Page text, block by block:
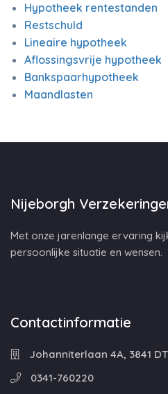
Hypotheek rentestanden
Restschuld
Lineaire hypotheek
Aflossingsvrije hypotheek
Bankspaarhypotheek
Maandlasten
Nijeborgh
Met onze jarenlange ervaring
persoonlijke situatie en wensen.
Contactinformatie
Johanniterlaan 4A, 3841
0341-760220